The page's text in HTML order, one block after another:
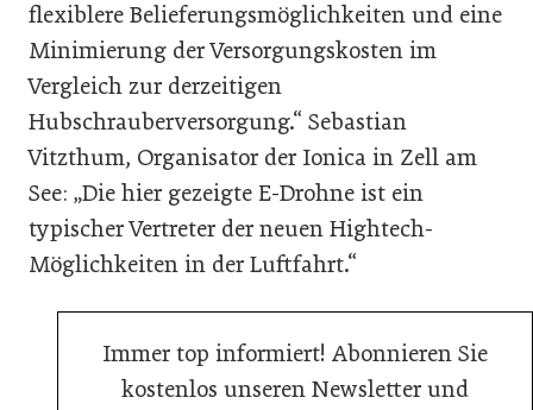
flexiblere Belieferungsmöglichkeiten und eine
Minimierung der Versorgungskosten im
Vergleich zur derzeitigen
Hubschrauberversorgung.“ Sebastian
Vitzthum, Organisator der Ionica in Zell am
See: „Die hier gezeigte E-Drohne ist ein
typischer Vertreter der neuen Hightech-
Möglichkeiten in der Luftfahrt.“
Immer top informiert! Abonnieren Sie
kostenlos unseren Newsletter und